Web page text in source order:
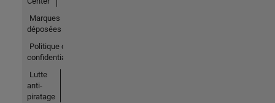
Marques
déposées
Politique de
confidentialité
Lutte
anti-
piratage